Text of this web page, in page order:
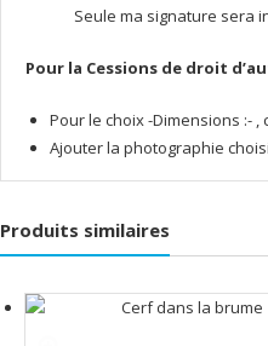
Seule ma signature sera
Pour la Cessions de droit
Pour le choix -Dimensions :-
Ajouter la photographie
Produits similaires